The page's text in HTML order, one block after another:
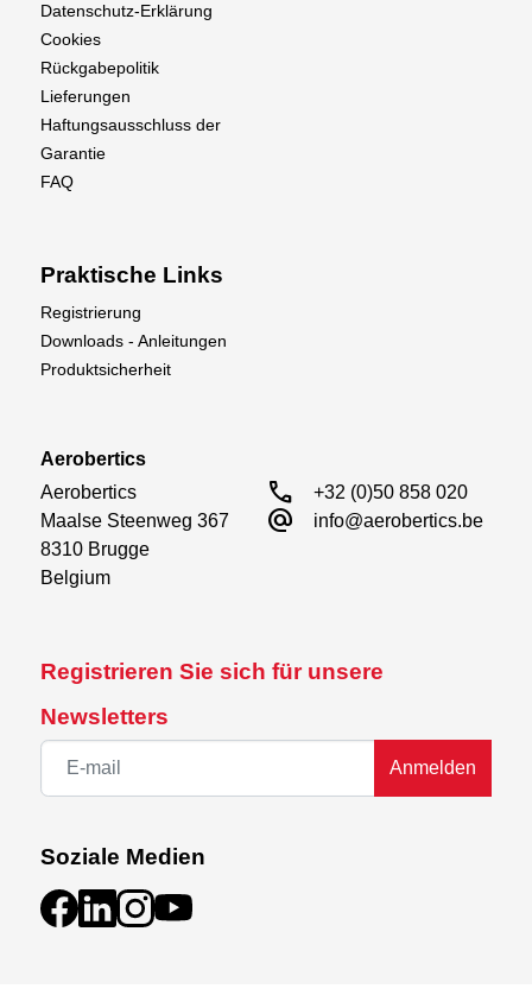
Registrieren Sie sich für unsere
Newsletters
Anmelden
Soziale Medien
Datenschutz-Erklärung
Cookies
Rückgabepolitik
Lieferungen
Haftungsausschluss der
Garantie
FAQ
Praktische Links
Registrierung
Downloads - Anleitungen
Produktsicherheit
Aerobertics
Aerobertics
Maalse Steenweg 367
8310 Brugge
Belgium
call +32 (0)50 858 020
alternate_email info@aerobertics.be